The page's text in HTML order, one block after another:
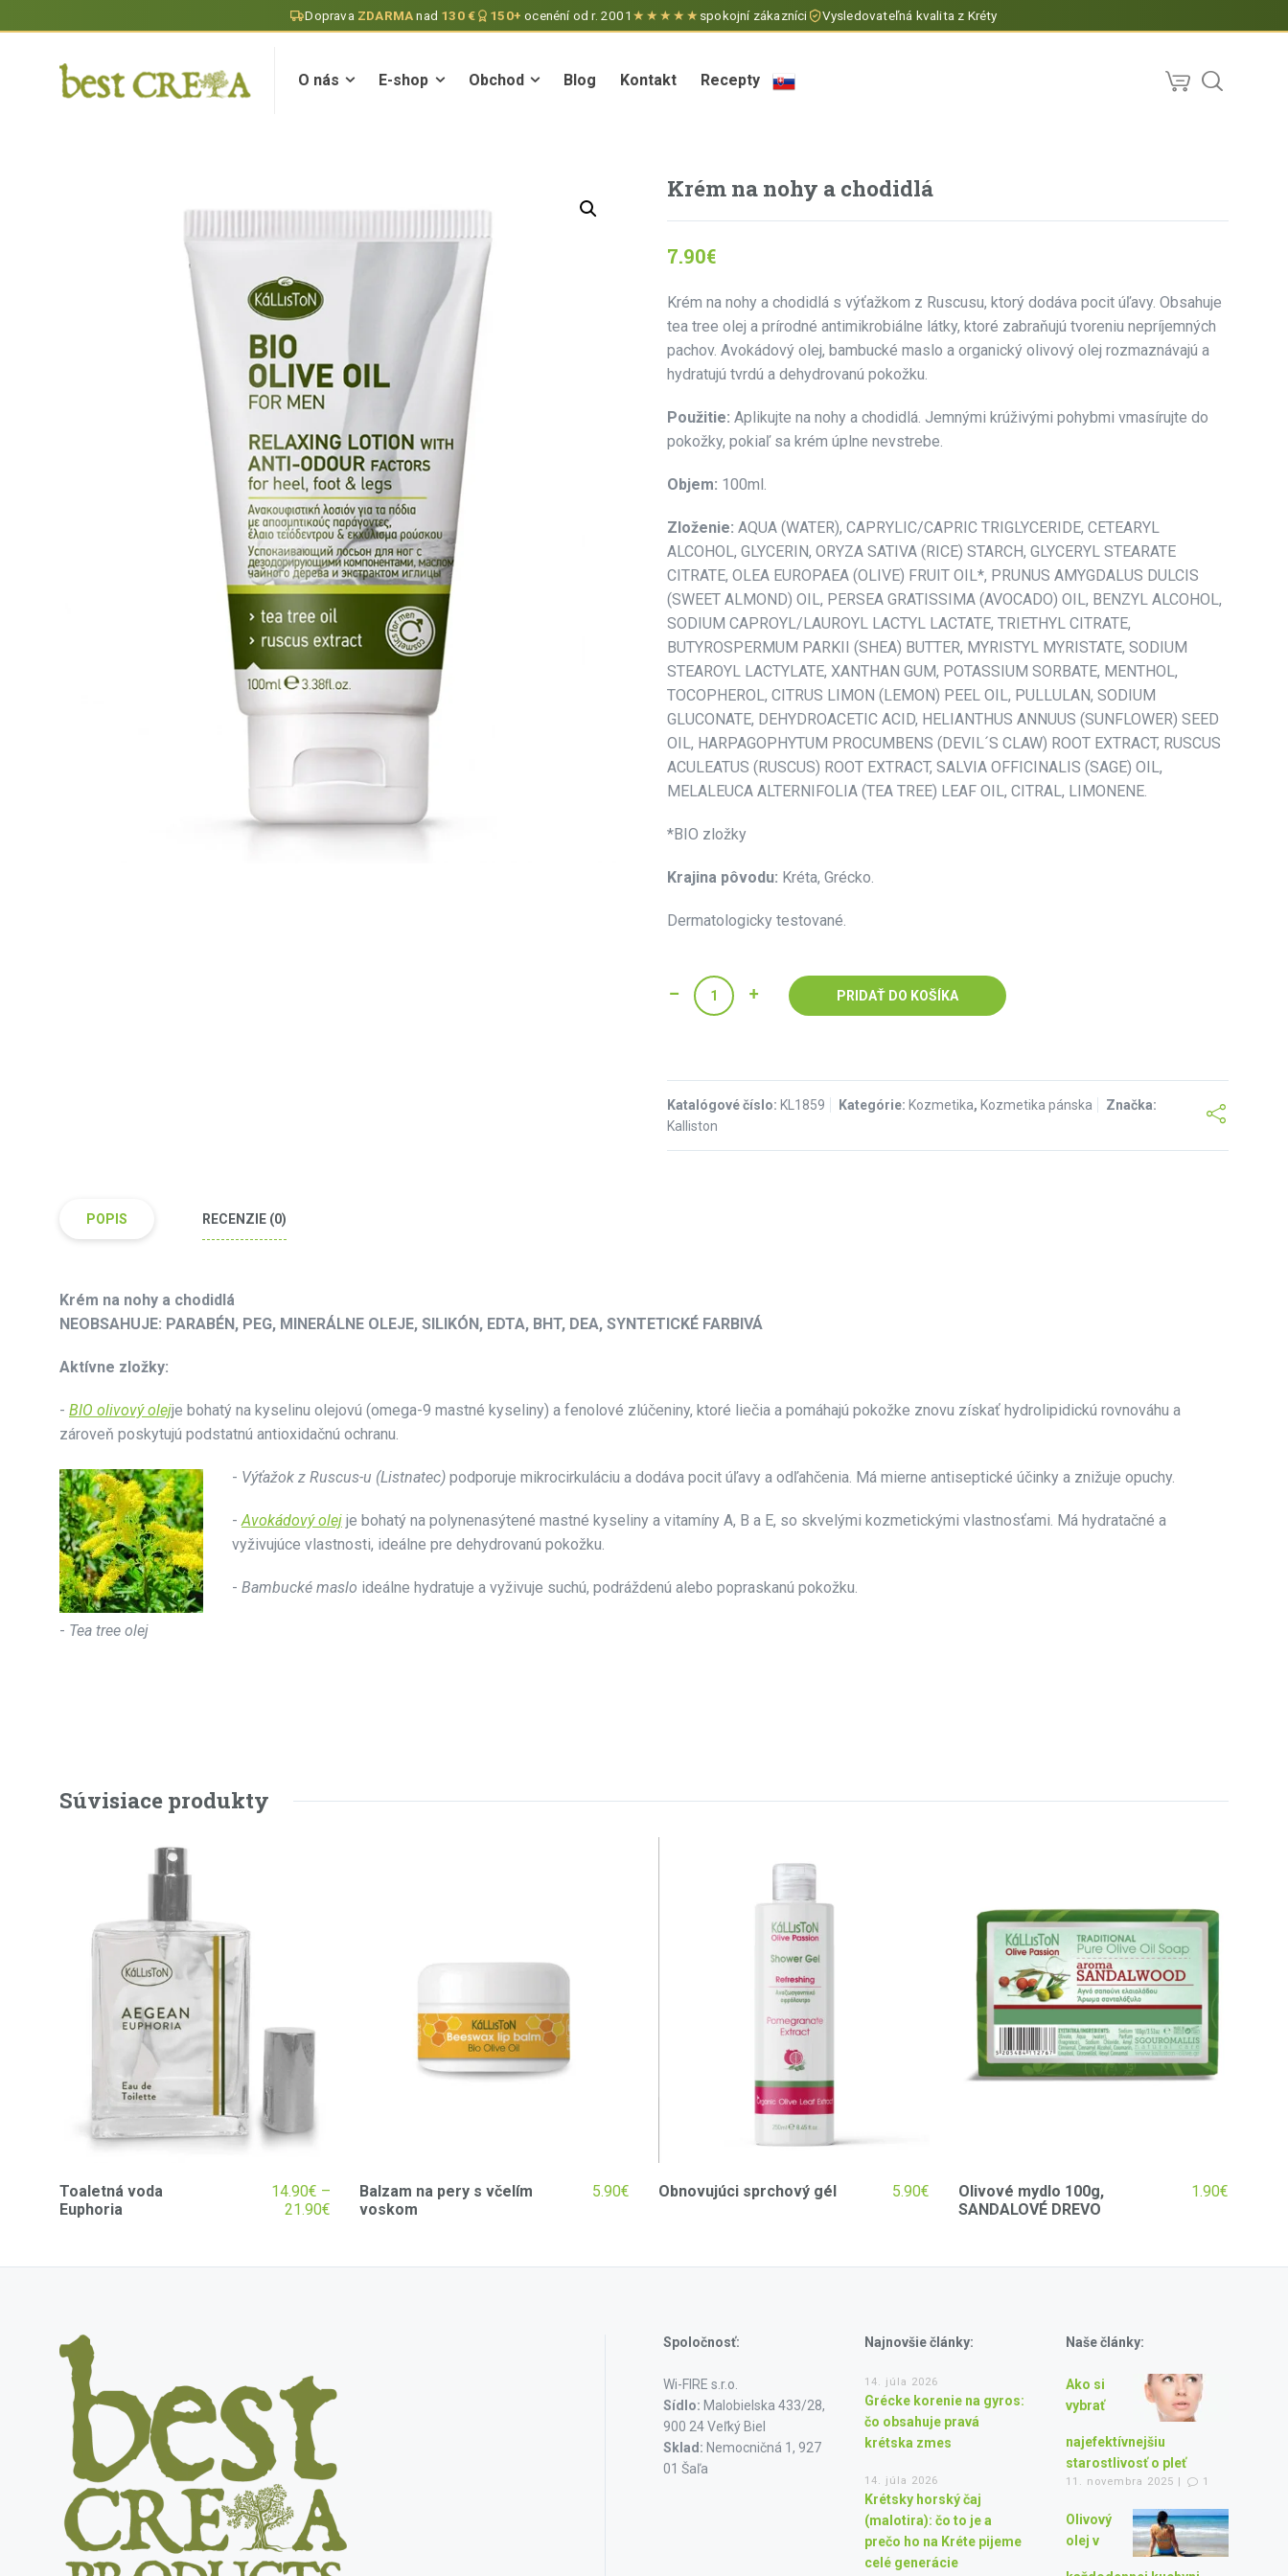
Doprava ZDARMAnad 130 € 150+ ocenéní od r. 2001 ★★★★★ spokojní zákazníci Vysledovateľná kvalita z Kréty
O nás E-shop Obchod Blog Kontakt Recepty
O nás E-shop Obchod Blog Kontakt Recepty
Krém na nohy a chodidlá
7.90€
Krém na nohy a chodidlá s výťažkom z Ruscusu, ktorý dodáva pocit úľavy. Obsahuje
tea tree olej a prírodné antimikrobiálne látky, ktoré zabraňujú tvoreniu nepríjemných
pachov. Avokádový olej, bambucké maslo a organický olivový olej rozmaznávajú a
hydratujú tvrdú a dehydrovanú pokožku.
Použitie:Aplikujte na nohy a chodidlá. Jemnými krúživými pohybmi vmasírujte do
pokožky, pokiaľ sa krém úplne nevstrebe.
Objem: 100ml.
Zloženie: AQUA (WATER), CAPRYLIC/CAPRIC TRIGLYCERIDE, CETEARYL
ALCOHOL, GLYCERIN, ORYZA SATIVA (RICE) STARCH, GLYCERYL STEARATE
CITRATE, OLEA EUROPAEA (OLIVE) FRUIT OIL*, PRUNUS AMYGDALUS DULCIS
(SWEET ALMOND) OIL, PERSEA GRATISSIMA (AVOCADO) OIL, BENZYL ALCOHOL,
SODIUM CAPROYL/LAUROYL LACTYL LACTATE, TRIETHYL CITRATE,
BUTYROSPERMUM PARKII (SHEA) BUTTER, MYRISTYL MYRISTATE, SODIUM
STEAROYL LACTYLATE, XANTHAN GUM, POTASSIUM SORBATE, MENTHOL,
TOCOPHEROL, CITRUS LIMON (LEMON) PEEL OIL, PULLULAN, SODIUM
GLUCONATE, DEHYDROACETIC ACID, HELIANTHUS ANNUUS (SUNFLOWER) SEED
OIL, HARPAGOPHYTUM PROCUMBENS (DEVIL´S CLAW) ROOT EXTRACT, RUSCUS
ACULEATUS (RUSCUS) ROOT EXTRACT, SALVIA OFFICINALIS (SAGE) OIL,
MELALEUCA ALTERNIFOLIA (TEA TREE) LEAF OIL, CITRAL, LIMONENE.
*BIO zložky
Krajina pôvodu: Kréta, Grécko.
Dermatologicky testované.
PRIDAŤ DO KOŠÍKA
Katalógové číslo: KL1859 Kategórie: Kozmetika, Kozmetika pánska
Značka:
Kalliston
POPIS RECENZIE (0)
Krém na nohy a chodidlá
NEOBSAHUJE: PARABÉN, PEG, MINERÁLNE OLEJE, SILIKÓN, EDTA, BHT, DEA, SYNTETICKÉ FARBIVÁ
Aktívne zložky:
- BIO olivový olejje bohatý na kyselinu olejovú (omega-9 mastné kyseliny) a fenolové zlúčeniny, ktoré liečia a pomáhajú pokožke znovu získať hydrolipidickú rovnováhu a
zároveň poskytujú podstatnú antioxidačnú ochranu.
- Výťažok z Ruscus-u (Listnatec) podporuje mikrocirkuláciu a dodáva pocit úľavy a odľahčenia. Má mierne antiseptické účinky a znižuje opuchy.
-Avokádový olej je bohatý na polynenasýtené mastné kyseliny a vitamíny A, B a E, so skvelými kozmetickými vlastnosťami. Má hydratačné a
vyživujúce vlastnosti, ideálne pre dehydrovanú pokožku.
- Bambucké maslo ideálne hydratuje a vyživuje suchú, podráždenú alebo popraskanú pokožku.
- Tea tree olej
Súvisiace produkty
Toaletná voda
Euphoria
14.90€ –
21.90€
Balzam na pery s včelím
voskom
5.90€ Obnovujúci sprchový gél 5.90€
Olivové mydlo 100g,
SANDALOVÉ DREVO
1.90€
Spoločnosť:
Wi-FIRE s.r.o.
Sídlo: Malobielska 433/28,
900 24 Veľký Biel
Sklad: Nemocničná 1, 927
01 Šaľa
Najnovšie články:
14. júla 2026
Grécke korenie na gyros:
čo obsahuje pravá
krétska zmes
14. júla 2026
Krétsky horský čaj
(malotira): čo to je a
prečo ho na Kréte pijeme
celé generácie
Naše články:
Ako si
vybrať
najefektívnejšiu
starostlivosť o pleť
11. novembra 2025 | 1
Olivový
olej v